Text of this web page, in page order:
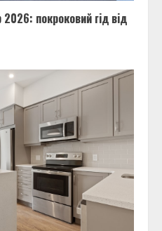
покроковий гід від